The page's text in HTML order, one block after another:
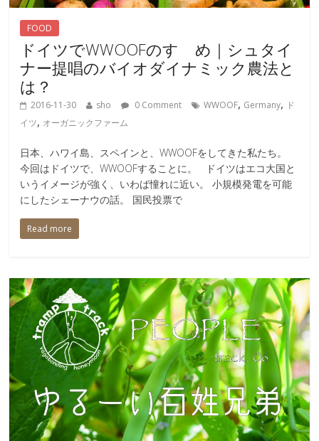
FOOD
ドイツでWWOOFのすゝめ｜シュタイ
ナー提唱のバイオダイナミック農法と
は？
2016-11-30 sho 0 Comment WWOOF, Germany, ド
イツ, オーガニックファーム
日本、ハワイ島、スペインと、WWOOFをしてきた私たち。
今回はドイツで、WWOOFすることに。 ドイツはエコ大国と
いうイメージが強く、いわば憧れに近い。 小規模発電を可能
にしたシェーナウの話。 国民投票で
Read more